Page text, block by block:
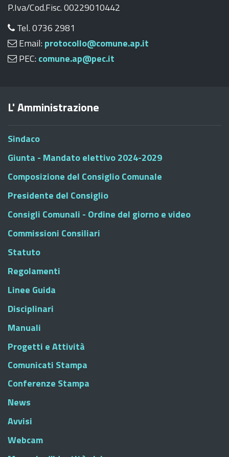
P.Iva/Cod.Fisc. 00229010442
Tel. 0736 2981
Email: protocollo@comune.ap.it
PEC: comune.ap@pec.it
L' Amministrazione
Sindaco
Giunta - Mandato elettivo 2024-2029
Composizione del Consiglio Comunale
Presidente del Consiglio
Consigli Comunali - Ordine del giorno e video
Commissioni Consiliari
Statuto
Regolamenti
Linee Guida
Disciplinari
Manuali
Progetti e Attività
Comunicati Stampa
Conferenze Stampa
News
Avvisi
Webcam